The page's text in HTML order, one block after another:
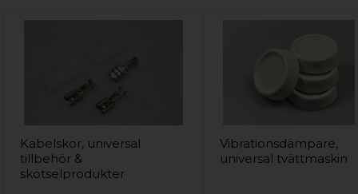
Kabelskor, universal
tillbehör &
skötselprodukter
Vibrationsdämpare,
universal tvättmaskin